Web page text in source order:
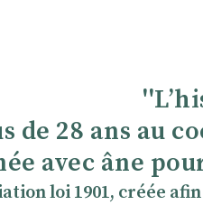
de 28 ans au
avec âne
loi 1901, créée